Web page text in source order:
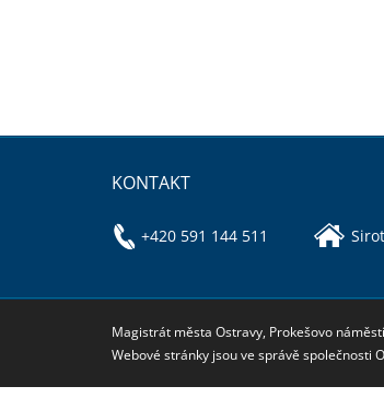
KONTAKT
+420 591 144 511
Magistrát města Ostravy, Prokešovo
Webové stránky jsou ve správě společnosti